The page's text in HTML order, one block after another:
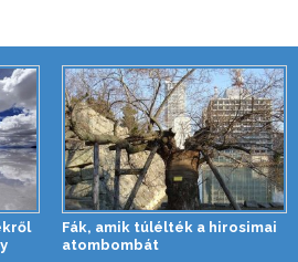
Fák, amik túlélték a hirosimai
atombombát